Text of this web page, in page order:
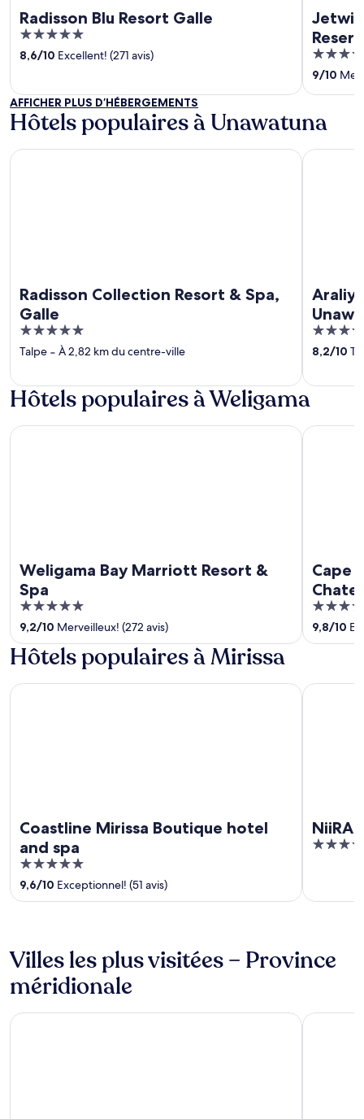
Radisson Blu Resort Galle
5
out
8,6/10 Excellent! (271 avis)
5
out
of
9/10
AFFICHER PLUS D’HÉBERGEMENTS
Hôtels populaires à Unawatuna
Radisson Collection Resort & Spa,
Galle
5
out
5
Talpe ‐ À 2,82 km du centre-ville
Radisson Collection Resort & Spa, Galle
sea
5
out
5
8,2/10
Araliya
Hôtels populaires à Weligama
Weligama Bay Marriott Resort &
Spa
5
out
of
5
9,2/10 Merveilleux! (272 avis)
Weligama Bay Marriott Resort & Spa
Cape
5
out
of
9,8/10
Cape
Hôtels populaires à Mirissa
Coastline Mirissa Boutique hotel
and spa
5
out
of
9,6/10 Exceptionnel! (51 avis)
Coastline Mirissa Boutique hotel and spa
NiiRA
4.5
5
NiiRA
Villes les plus visitées – Province
méridionale
Galle Weligama